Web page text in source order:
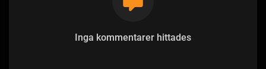
Inga kommentarer hittades